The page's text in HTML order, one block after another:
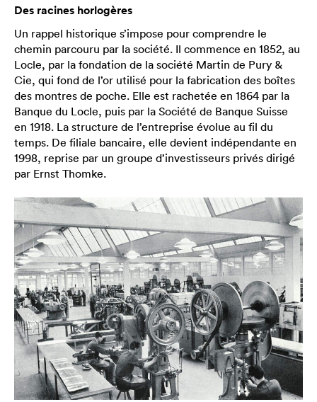
Des racines horlogères
Un rappel historique s’impose pour comprendre le
chemin parcouru par la société. Il commence en 1852, au
Locle, par la fondation de la société Martin de Pury &
Cie, qui fond de l’or utilisé pour la fabrication des boîtes
des montres de poche. Elle est rachetée en 1864 par la
Banque du Locle, puis par la Société de Banque Suisse
en 1918. La structure de l’entreprise évolue au fil du
temps. De filiale bancaire, elle devient indépendante en
1998, reprise par un groupe d’investisseurs privés dirigé
par Ernst Thomke.